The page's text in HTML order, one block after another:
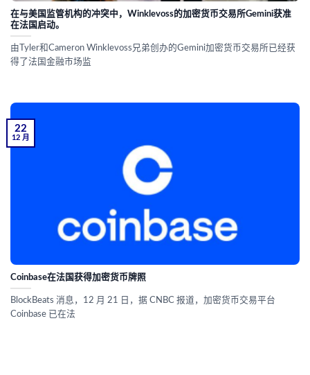
在与美国监管机构的冲突中，Winklevoss的加密货币交易所Gemini获准
在法国启动。
由Tyler和Cameron Winklevoss兄弟创办的Gemini加密货币交易所已经获
得了法国金融市场监
Coinbase在法国获得加密货币牌照
BlockBeats 消息，12 月 21 日，据 CNBC 报道，加密货币交易平台
Coinbase 已在法
22
12 月